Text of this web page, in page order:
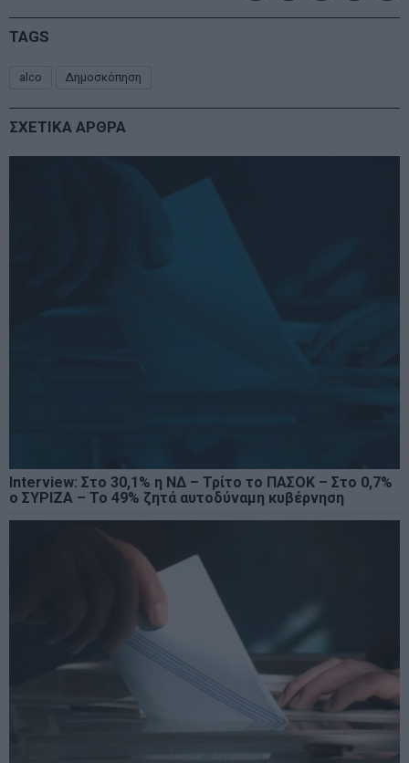
TAGS
alco Δημοσκόπηση
ΣΧΕΤΙΚΑ ΑΡΘΡΑ
Interview: Στο 30,1% η ΝΔ – Τρίτο το ΠΑΣΟΚ – Στο 0,7%
ο ΣΥΡΙΖΑ – Το 49% ζητά αυτοδύναμη κυβέρνηση